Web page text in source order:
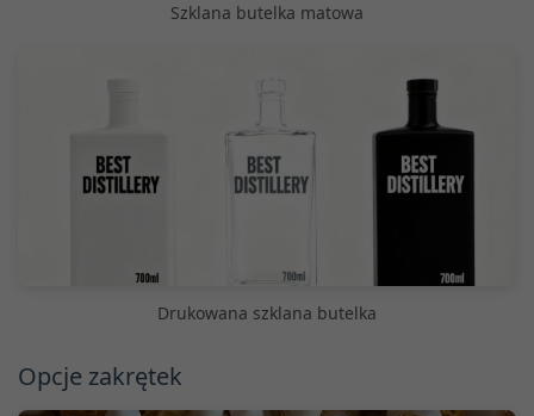
Szklana butelka matowa
Drukowana szklana butelka
Opcje zakrętek